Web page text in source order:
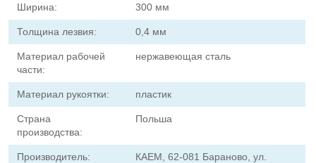
Ширина: 300 мм
Толщина лезвия: 0,4 мм
Материал рабочей
части:
нержавеющая сталь
Материал рукоятки: пластик
Страна
производства:
Польша
Производитель:
КАЕМ, 62-081 Бараново, ул.